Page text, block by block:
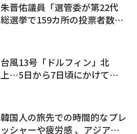
朱晋佑議員「選管委が第22代
総選挙で159カ所の投票者数を
台風13号「ドルフィン」北
上…5日から7日頃にかけて影
韓国人の旅先での時間的なプレ
ッシャーや疲労感 、アジア太